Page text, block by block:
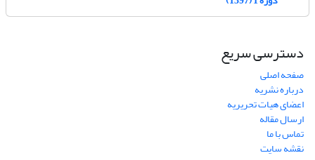
دسترسی سریع
صفحه اصلی
درباره نشریه
اعضای هیات تحریریه
ارسال مقاله
تماس با ما
نقشه سایت